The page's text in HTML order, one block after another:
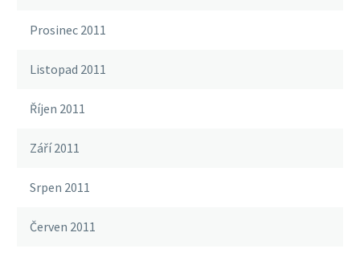
Prosinec 2011
Listopad 2011
Říjen 2011
Září 2011
Srpen 2011
Červen 2011